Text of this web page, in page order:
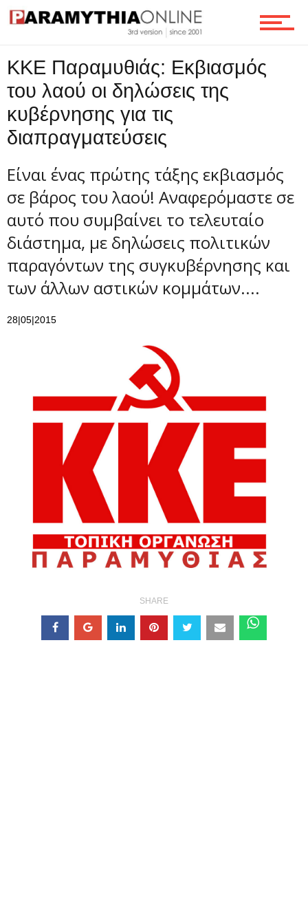
Ροή
Επικοινωνία
KKE Παραμυθιάς: Εκβιασμός
του λαού οι δηλώσεις της
κυβέρνησης για τις
διαπραγματεύσεις
Είναι ένας πρώτης τάξης εκβιασμός
σε βάρος του λαού! Αναφερόμαστε σε
αυτό που συμβαίνει το τελευταίο
διάστημα, με δηλώσεις πολιτικών
παραγόντων της συγκυβέρνησης και
των άλλων αστικών κομμάτων....
28|05|2015
SHARE